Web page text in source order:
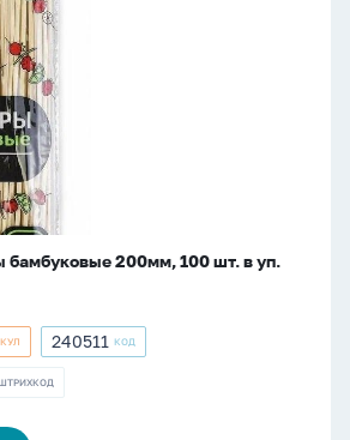
200мм, 100 шт. в уп.
Артикул
240511
240511 КОД